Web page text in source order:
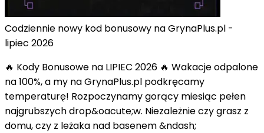
Codziennie nowy kod bonusowy na GrynaPlus.pl -
lipiec 2026
🔥 Kody Bonusowe na LIPIEC 2026 🔥 Wakacje odpalone
na 100%, a my na GrynaPlus.pl podkręcamy
temperaturę! Rozpoczynamy gorący miesiąc pełen
najgrubszych drop&oacute;w. Niezależnie czy grasz z
domu, czy z leżaka nad basenem &ndash;